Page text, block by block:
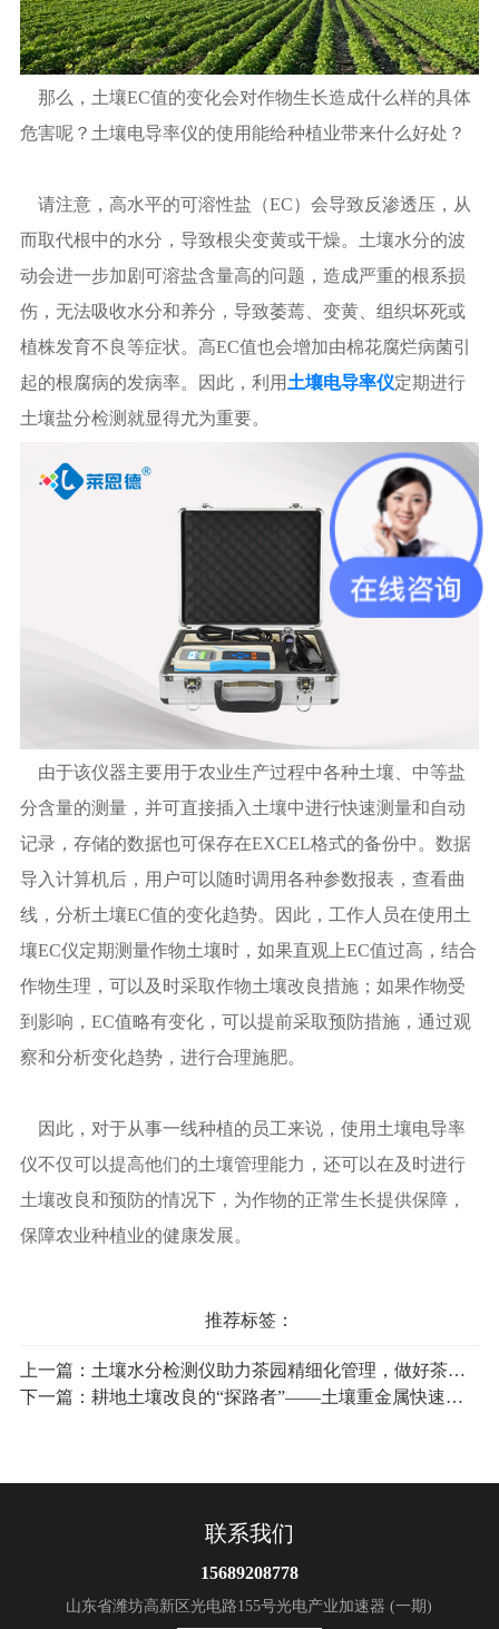
那么，土壤EC值的变化会对作物生长造成什么样的具体
危害呢？土壤电导率仪的使用能给种植业带来什么好处？
请注意，高水平的可溶性盐（EC）会导致反渗透压，从
而取代根中的水分，导致根尖变黄或干燥。土壤水分的波
动会进一步加剧可溶盐含量高的问题，造成严重的根系损
伤，无法吸收水分和养分，导致萎蔫、变黄、组织坏死或
植株发育不良等症状。高EC值也会增加由棉花腐烂病菌引
起的根腐病的发病率。因此，利用 土壤电导率仪定期进行
土壤盐分检测就显得尤为重要。
由于该仪器主要用于农业生产过程中各种土壤、中等盐
分含量的测量，并可直接插入土壤中进行快速测量和自动
记录，存储的数据也可保存在EXCEL格式的备份中。数据
导入计算机后，用户可以随时调用各种参数报表，查看曲
线，分析土壤EC值的变化趋势。因此，工作人员在使用土
壤EC仪定期测量作物土壤时，如果直观上EC值过高，结合
作物生理，可以及时采取作物土壤改良措施；如果作物受
到影响，EC值略有变化，可以提前采取预防措施，通过观
察和分析变化趋势，进行合理施肥。
因此，对于从事一线种植的员工来说，使用土壤电导率
仪不仅可以提高他们的土壤管理能力，还可以在及时进行
土壤改良和预防的情况下，为作物的正常生长提供保障，
保障农业种植业的健康发展。
推荐标签：
上一篇： 土壤水分检测仪助力茶园精细化管理，做好茶园春耕备耕工作
下一篇： 耕地土壤改良的“探路者”——土壤重金属快速检测仪“快”+“准”
联系我们
15689208778
山东省潍坊高新区光电路155号光电产业加速器 (一期)